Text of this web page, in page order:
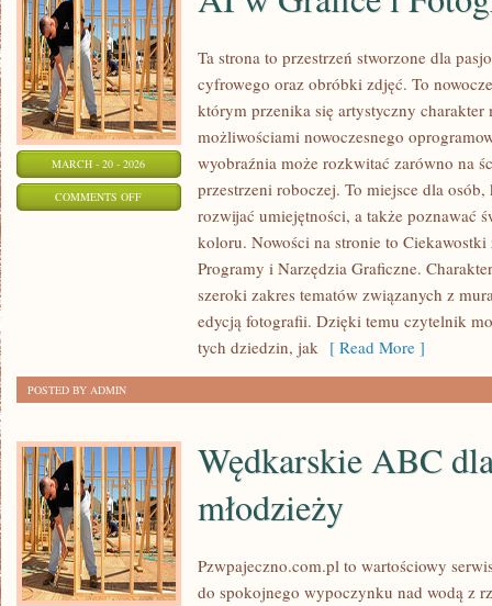
MARCH - 20 - 2026
COMMENTS OFFON
Ta strona to przestrzeń stworzone dla
cyfrowego oraz obróbki zdjęć. To
którym przenika się artystyczny charakter
możliwościami nowoczesnego
wyobraźnia może rozkwitać zarówno na
przestrzeni roboczej. To miejsce dla
rozwijać umiejętności, a także poznawać
koloru. Nowości na stronie to
Programy i Narzędzia Graficzne.
szeroki zakres tematów związanych z
edycją fotografii. Dzięki temu czytelnik
tych dziedzin, jak [ Read More ]
POSTED BY ADMIN
Wędkarskie ABC
młodzieży
Pzwpajeczno.com.pl to wartościowy
do spokojnego wypoczynku nad wodą z